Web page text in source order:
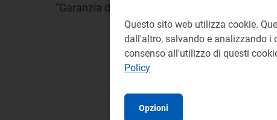
“Garanzia di energia 100% green”.
Questo sito web utilizza cookie.
dall'altro, salvando e analizzando i
consenso all'utilizzo di questi
Policy
Opzioni